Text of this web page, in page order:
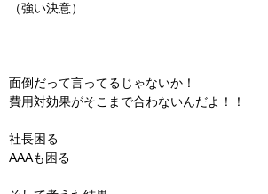
（強い決意）
面倒だって言ってるじゃないか！
費用対効果がそこまで合わないんだよ！！
社長困る
AAAも困る